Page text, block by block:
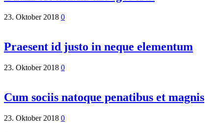
23. Oktober 2018 0
Praesent id justo in neque elementum
23. Oktober 2018 0
Cum sociis natoque penatibus et magnis
23. Oktober 2018 0